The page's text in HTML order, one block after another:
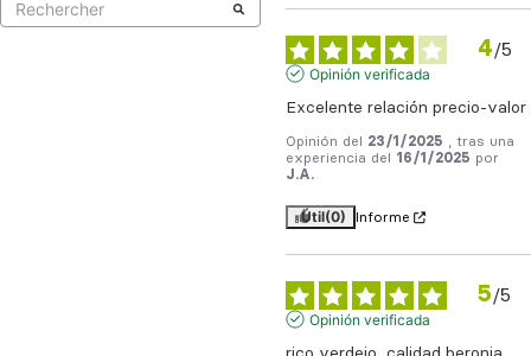
4/5
Opinión verificada
Excelente relación precio-valor
Opinión del 23/1/2025
, tras una
experiencia del
16/1/2025 por
J.A.
Útil(0) Informe
5/5
Opinión verificada